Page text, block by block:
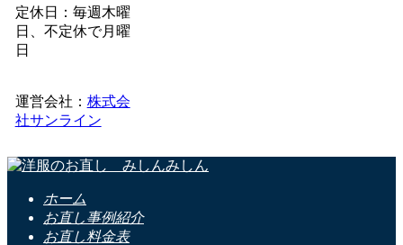
定休日：毎週木曜
日、不定休で月曜
日
運営会社： 株式会
社サンライン
ホーム
お直し事例紹介
お直し料金表